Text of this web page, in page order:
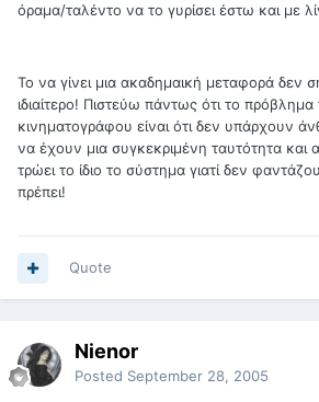
όραμα/ταλέντο να το γυρίσει έστω και με
Το να γίνει μια ακαδημαική μεταφορά δεν
ιδιαίτερο! Πιστεύω πάντως ότι το
κινηματογράφου είναι ότι δεν υπάρχουν
να έχουν μια συγκεκριμένη ταυτότητα και
τρώει το ίδιο το σύστημα γιατί δεν
πρέπει!
Quote
Nienor
Posted September 28, 2005